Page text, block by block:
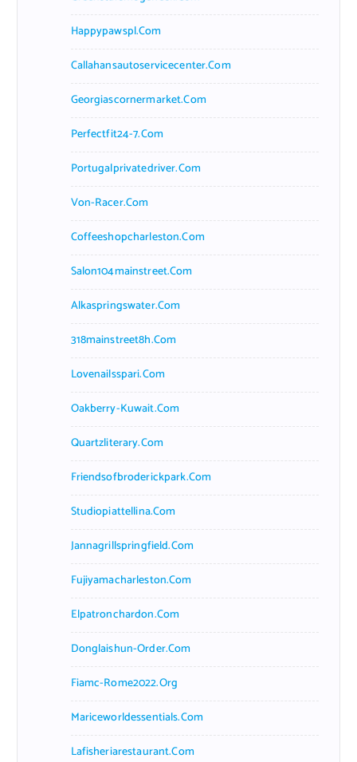
Happypawspl.com
Callahansautoservicecenter.com
Georgiascornermarket.com
Perfectfit24-7.com
Portugalprivatedriver.com
Von-Racer.com
Coffeeshopcharleston.com
Salon104mainstreet.com
Alkaspringswater.com
318mainstreet8h.com
Lovenailsspari.com
Oakberry-Kuwait.com
Quartzliterary.com
Friendsofbroderickpark.com
Studiopiattellina.com
Jannagrillspringfield.com
Fujiyamacharleston.com
Elpatronchardon.com
Donglaishun-Order.com
Fiamc-Rome2022.org
Mariceworldessentials.com
Lafisheriarestaurant.com